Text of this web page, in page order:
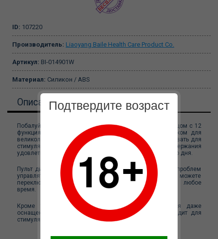
ID: 107220
Производитель: Liaoyang Baile Health Care Product Co.
Артикул: BI-014901W
Материал: Силикон / ABS
Описание
Побалуйте себя этим очаровательным вибрирующим яйцом с 12
функциями и позвольте себе насладиться его кончиком для
великолепной стимуляции. Эту игрушку можно использовать для
стимуляции всех ваших самых приятных мест и поддержания
удовлетворенной улыбки на вашем лице в течение всего дня.
Пульт дистанционного управления позволяет вам без проблем
управлять скоростью и характером вибрации, поэтому вы можете
переключаться между проверенными фаворитами в любое
время.
Кроме того, этот пульт дистанционного управления даже
оснащен функцией сосания, которая идеально подходит для
стимуляции клитора и дразнения груди.
Подтвердите возраст